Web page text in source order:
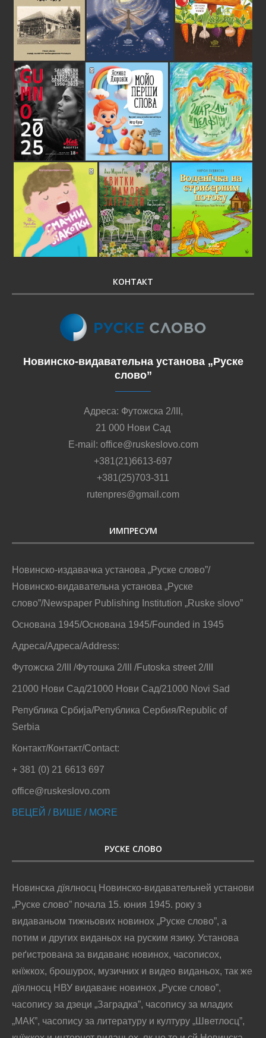
КОНТАКТ
Новинско-видавательна установа „Руске
слово”
Адреса: Футожска 2/III,
21 000 Нови Сад
E-mail: office@ruskeslovo.com
+381(21)6613-697
+381(25)703-311
rutenpres@gmail.com
ИМПРЕСУМ
Новинско-издавачка установа „Руске слово”/
Новинско-видавательна установа „Руске
слово”/Newspaper Publishing Institution „Ruske slovo”
Основана 1945/Основана 1945/Founded in 1945
Адреса/Адреса/Address:
Футожска 2/III /Футошка 2/III /Futoska street 2/III
21000 Нови Сад/21000 Нови Сад/21000 Novi Sad
Република Србија/Република Сербия/Republic of
Serbia
Контакт/Контакт/Contact:
+ 381 (0) 21 6613 697
office@ruskeslovo.com
ВЕЦЕЙ / ВИШЕ / MORE
РУСКЕ СЛОВО
Новинска дїялносц Новинско-видавательней установи
„Руске слово” почала 15. юния 1945. року з
видаваньом тижньових новинох „Руске слово”, а
потим и других виданьох на руским язику. Установа
реґистрована за видаванє новинох, часописох,
кнїжкох, брошурох, музичних и видео виданьох, так же
дїялносц НВУ видаванє новинох „Руске слово”,
часопису за дзеци „Заградка”, часопису за младих
„МАК”, часопису за литературу и културу „Шветлосц”,